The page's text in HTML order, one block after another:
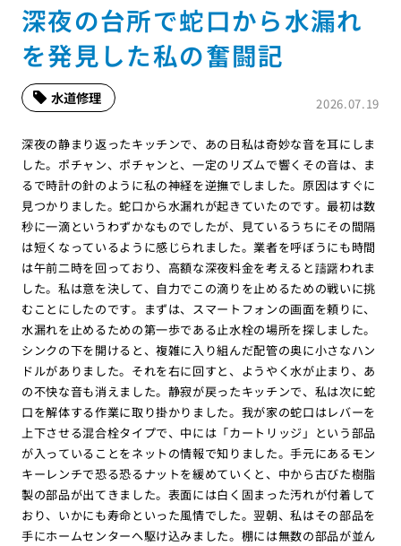
深夜の台所で蛇口から水漏れ
を発見した私の奮闘記
2026.07.19
水道修理
深夜の静まり返ったキッチンで、あの日私は奇妙な音を耳にしま
した。ポチャン、ポチャンと、一定のリズムで響くその音は、ま
るで時計の針のように私の神経を逆撫でしました。原因はすぐに
見つかりました。蛇口から水漏れが起きていたのです。最初は数
秒に一滴というわずかなものでしたが、見ているうちにその間隔
は短くなっているように感じられました。業者を呼ぼうにも時間
は午前二時を回っており、高額な深夜料金を考えると躊躇われま
した。私は意を決して、自力でこの滴りを止めるための戦いに挑
むことにしたのです。まずは、スマートフォンの画面を頼りに、
水漏れを止めるための第一歩である止水栓の場所を探しました。
シンクの下を開けると、複雑に入り組んだ配管の奥に小さなハン
ドルがありました。それを右に回すと、ようやく水が止まり、あ
の不快な音も消えました。静寂が戻ったキッチンで、私は次に蛇
口を解体する作業に取り掛かりました。我が家の蛇口はレバーを
上下させる混合栓タイプで、中には「カートリッジ」という部品
が入っていることをネットの情報で知りました。手元にあるモン
キーレンチで恐る恐るナットを緩めていくと、中から古びた樹脂
製の部品が出てきました。表面には白く固まった汚れが付着して
おり、いかにも寿命といった風情でした。翌朝、私はその部品を
手にホームセンターへ駆け込みました。棚には無数の部品が並ん